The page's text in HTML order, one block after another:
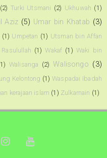
(2) Turki Utsmani (2) Ukhuwah (1)
Aziz (5) Umar bin Khatab (3)
(1) Umpetan (1) Utsman bin Affan
(1) Wakaf (1) Waki bin
Walisanga (2) Walisongo (3)
Kelontong (1) Waspadai Ibadah
kerajaan islam (1) Zulkarnain (1)